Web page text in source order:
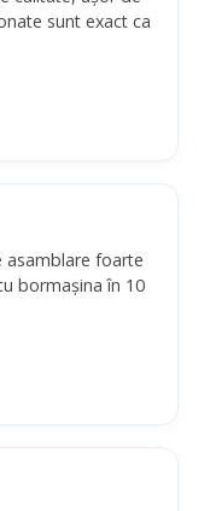
sunt exact ca
asamblare foarte
bormașina în 10